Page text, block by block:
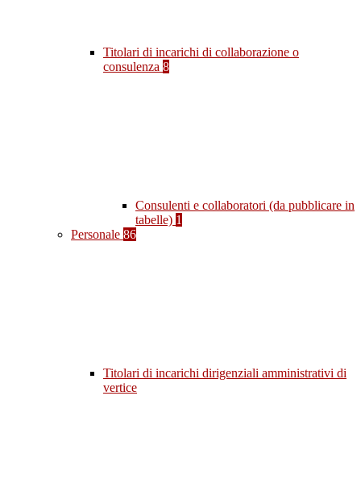
Titolari di incarichi di collaborazione o
consulenza 8
Consulenti e collaboratori (da pubblicare in
tabelle) 1
Personale 86
Titolari di incarichi dirigenziali amministrativi di
vertice